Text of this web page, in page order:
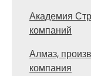
Академия
компаний
Алмаз,
компания